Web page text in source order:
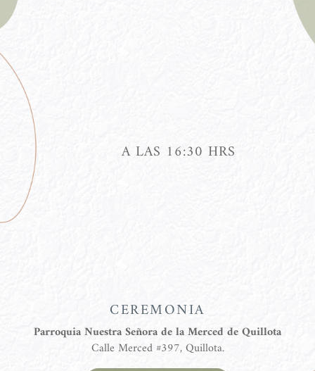
A LAS 16:30 HRS
CEREMONIA
Parroquia Nuestra Señora de la Merced de Quillota
Calle Merced #397, Quillota.